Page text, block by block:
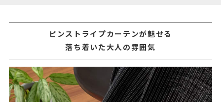
ピンストライプカーテンが魅せる
落ち着いた大人の雰囲気